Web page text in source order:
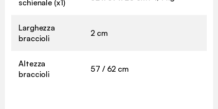
schienale (x1)
Larghezza
braccioli
2 cm
Altezza
braccioli
57 / 62 cm